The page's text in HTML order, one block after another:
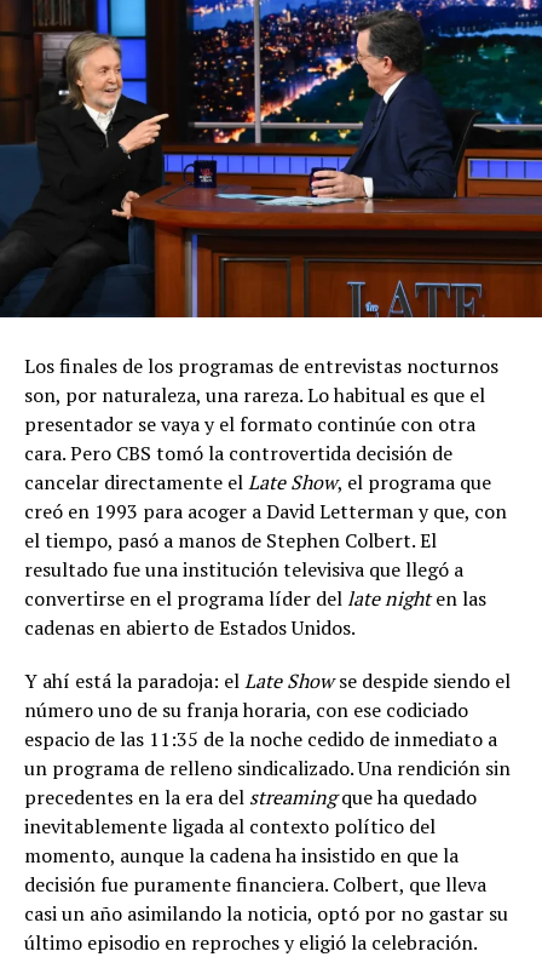
Los finales de los programas de entrevistas nocturnos
son, por naturaleza, una rareza. Lo habitual es que el
presentador se vaya y el formato continúe con otra
cara. Pero CBS tomó la controvertida decisión de
cancelar directamente elLate Show, el programa que
creó en 1993 para acoger a David Letterman y que, con
el tiempo, pasó a manos de Stephen Colbert. El
resultado fue una institución televisiva que llegó a
convertirse en el programa líder dellate nighten las
cadenas en abierto de Estados Unidos.
Y ahí está la paradoja: elLate Showse despide siendo el
número uno de su franja horaria, con ese codiciado
espacio de las 11:35 de la noche cedido de inmediato a
un programa de relleno sindicalizado. Una rendición sin
precedentes en la era del streamingque ha quedado
inevitablemente ligada al contexto político del
momento, aunque la cadena ha insistido en que la
decisión fue puramente financiera. Colbert, que lleva
casi un año asimilando la noticia, optó por no gastar su
último episodio en reproches y eligió la celebración.